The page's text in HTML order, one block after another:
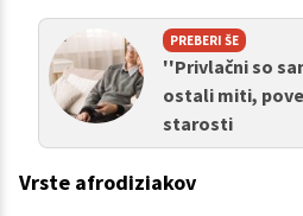
PREBERI ŠE
''Privlačni so
ostali miti,
starosti
Vrste afrodiziakov